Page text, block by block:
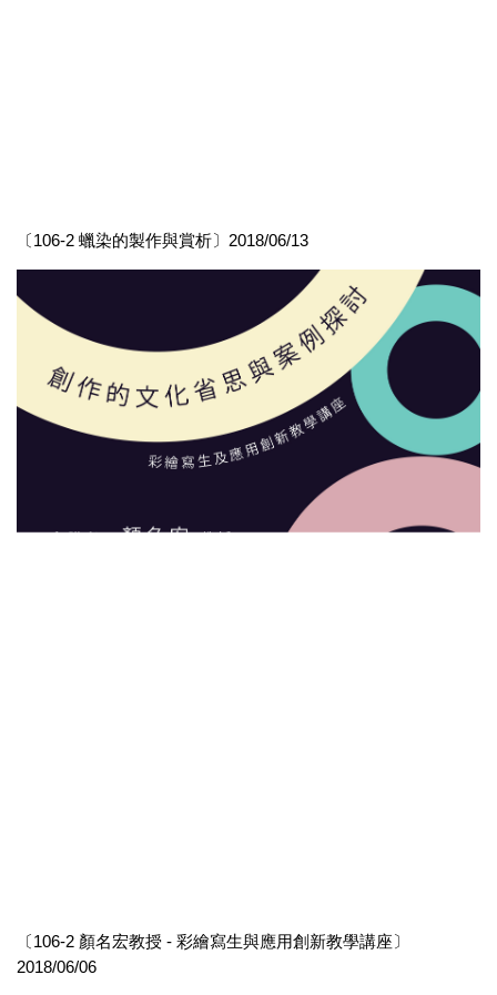
〔106-2 蠟染的製作與賞析〕2018/06/13
〔106-2 顏名宏教授 - 彩繪寫生與應用創新教學講座〕
2018/06/06